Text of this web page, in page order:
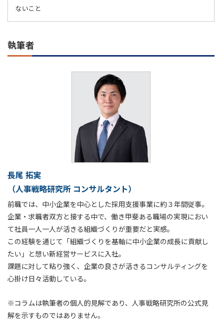
ないこと
執筆者
長尾 拓実
（人事戦略研究所 コンサルタント）
前職では、中小企業を中心とした採用支援事業に約３年間従事。
企業・求職者双方と接する中で、働き甲斐ある職場の実現におい
て社員一人一人が活きる組織づくりが重要だと実感。
この経験を通じて「組織づくりを基軸に中小企業の成長に貢献し
たい」と想い新経営サービスに入社。
課題に対して粘り強く、企業の良さが活きるコンサルティングを
心掛け日々活動している。
※コラムは執筆者の個人的見解であり、人事戦略研究所の公式見
解を示すものではありません。